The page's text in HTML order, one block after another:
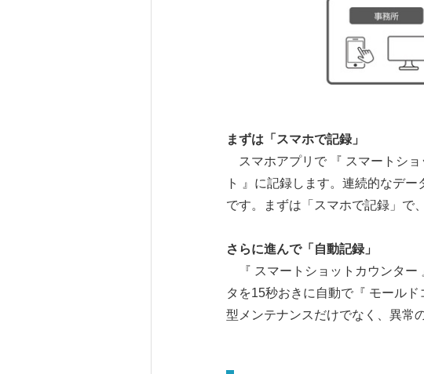
まずは「スマホで記録」
スマホアプリで 『 スマートショ
ト 』に記録します。連続的なデ
です。まずは「スマホで記録」で
さらに進んで「自動記録」
『 スマートショットカウンター
タを15秒おきに自動で『 モール
型メンテナンスだけでなく、異常